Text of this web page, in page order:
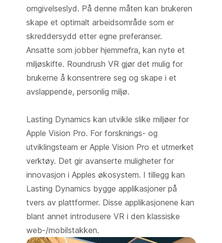
omgivelseslyd. På denne måten kan brukeren
skape et optimalt arbeidsområde som er
skreddersydd etter egne preferanser.
Ansatte som jobber hjemmefra, kan nyte et
miljøskifte. Roundrush VR gjør det mulig for
brukerne å konsentrere seg og skape i et
avslappende, personlig miljø.
Lasting Dynamics kan utvikle slike miljøer for
Apple Vision Pro. For forsknings- og
utviklingsteam er Apple Vision Pro et utmerket
verktøy. Det gir avanserte muligheter for
innovasjon i Apples økosystem. I tillegg kan
Lasting Dynamics bygge applikasjoner på
tvers av plattformer. Disse applikasjonene kan
blant annet introdusere VR i den klassiske
web-/mobilstakken.